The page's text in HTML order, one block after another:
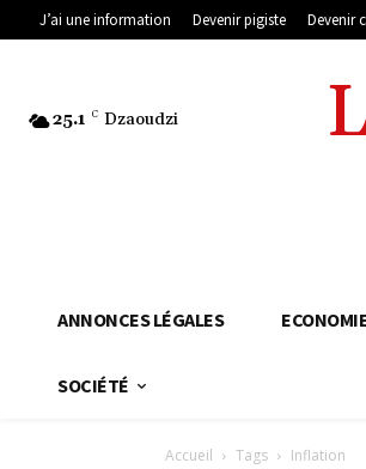
J’ai une information Devenir pigiste Devenir
25.1 C Dzaoudzi
ANNONCES LÉGALES
SOCIÉTÉ
Accueil Tags Inflation